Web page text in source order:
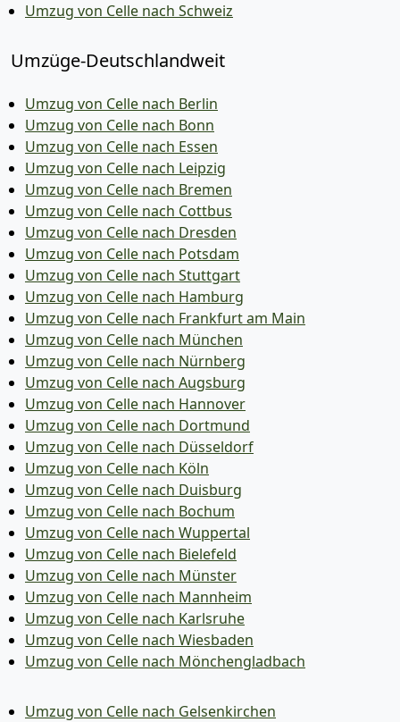
Umzug von Celle nach Schweiz
Umzüge-Deutschlandweit
Umzug von Celle nach Berlin
Umzug von Celle nach Bonn
Umzug von Celle nach Essen
Umzug von Celle nach Leipzig
Umzug von Celle nach Bremen
Umzug von Celle nach Cottbus
Umzug von Celle nach Dresden
Umzug von Celle nach Potsdam
Umzug von Celle nach Stuttgart
Umzug von Celle nach Hamburg
Umzug von Celle nach Frankfurt am Main
Umzug von Celle nach München
Umzug von Celle nach Nürnberg
Umzug von Celle nach Augsburg
Umzug von Celle nach Hannover
Umzug von Celle nach Dortmund
Umzug von Celle nach Düsseldorf
Umzug von Celle nach Köln
Umzug von Celle nach Duisburg
Umzug von Celle nach Bochum
Umzug von Celle nach Wuppertal
Umzug von Celle nach Bielefeld
Umzug von Celle nach Münster
Umzug von Celle nach Mannheim
Umzug von Celle nach Karlsruhe
Umzug von Celle nach Wiesbaden
Umzug von Celle nach Mönchen­gladbach
Umzug von Celle nach Gelsenkirchen